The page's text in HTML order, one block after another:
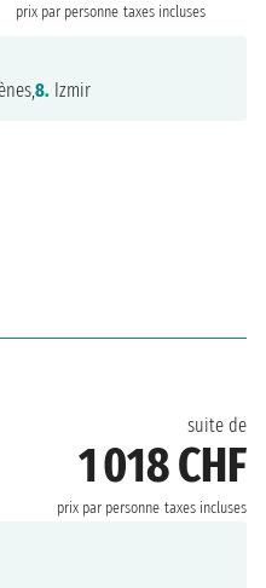
prix par personne taxes incluses
8. Izmir
suite de
1 018 CHF
prix par personne taxes incluses